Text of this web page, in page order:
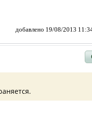
добавлено 19/08/2013